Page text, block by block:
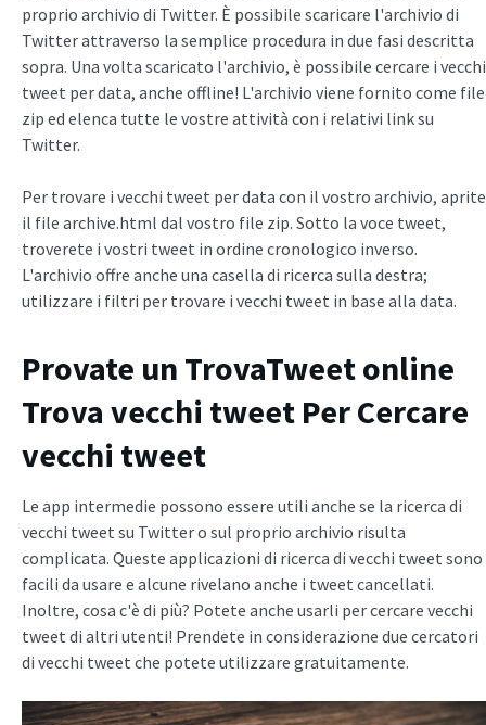
proprio archivio di Twitter. È possibile scaricare l'archivio di
Twitter attraverso la semplice procedura in due fasi descritta
sopra. Una volta scaricato l'archivio, è possibile cercare i vecchi
tweet per data, anche offline! L'archivio viene fornito come file
zip ed elenca tutte le vostre attività con i relativi link su
Twitter.
Per trovare i vecchi tweet per data con il vostro archivio, aprite
il file archive.html dal vostro file zip. Sotto la voce tweet,
troverete i vostri tweet in ordine cronologico inverso.
L'archivio offre anche una casella di ricerca sulla destra;
utilizzare i filtri per trovare i vecchi tweet in base alla data.
Provate un TrovaTweet online
Trova vecchi tweet PerCercare
vecchi tweet
Le app intermedie possono essere utili anche se la ricerca di
vecchi tweet su Twitter o sul proprio archivio risulta
complicata. Queste applicazioni di ricerca di vecchi tweet sono
facili da usare e alcune rivelano anche i tweet cancellati.
Inoltre, cosa c'è di più? Potete anche usarli per cercare vecchi
tweet di altri utenti! Prendete in considerazione due cercatori
di vecchi tweet che potete utilizzare gratuitamente.